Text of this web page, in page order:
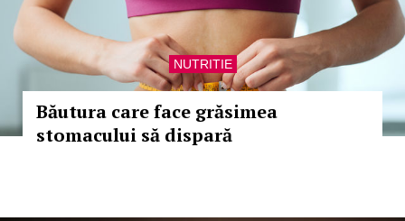
NUTRITIE
Băutura care face grăsimea
stomacului să dispară